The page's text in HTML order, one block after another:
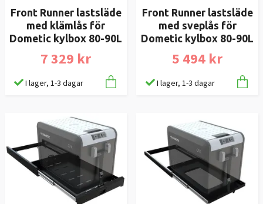
Front Runner lastsläde
med klämlås för
Dometic kylbox 80-90L
7 329 kr
I lager, 1-3 dagar
Front Runner lastsläde
med sveplås för
Dometic kylbox 80-90L
5 494 kr
I lager, 1-3 dagar